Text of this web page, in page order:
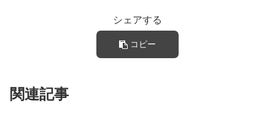
シェアする
コピー
関連記事